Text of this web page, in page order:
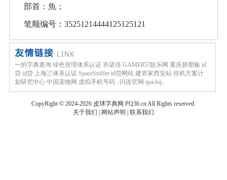
部首：魚；
笔顺编号：35251214444125125121
一的字典查询 绿色管理体系认证 衣诺佳 GAME857娱乐网 重庆挤塑板 id
贷 id贷 上海三体系认证 SpaceSniffer id贷网站 建管家西安站 挂机方案计
划研究中心 中国宠物网 虚拟手机号码 . 闪连官网 quickq .
CopyRight © 2024-2026 皮球字典网 PQ36.cnAll Rights reserved.
关于我们
网站声明 联系我们